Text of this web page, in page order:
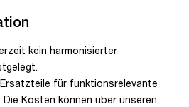
kein harmonisierter
für funktionsrelevante
Kosten können über unseren